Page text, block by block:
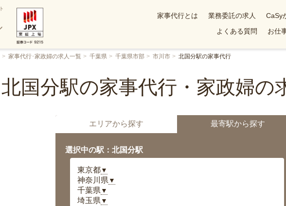
家事代行とは 業務委託の求人 CaSy
よくある質問
お仕
家事代行･家政婦の求人一覧 千葉県 千葉県市部 市川市 北国分駅の家事代行
北国分駅の家事代行・家政婦の
エリアから探す 最寄駅から探す
選択中の駅：北国分駅
東京都▼
神奈川県 ▼
千葉県 ▼
埼玉県 ▼